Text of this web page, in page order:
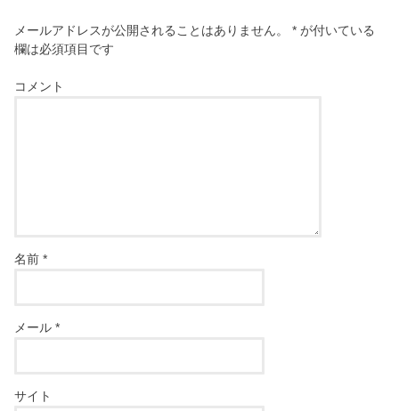
メールアドレスが公開されることはありません。 * が付いている
欄は必須項目です
コメント
名前*
メール*
サイト